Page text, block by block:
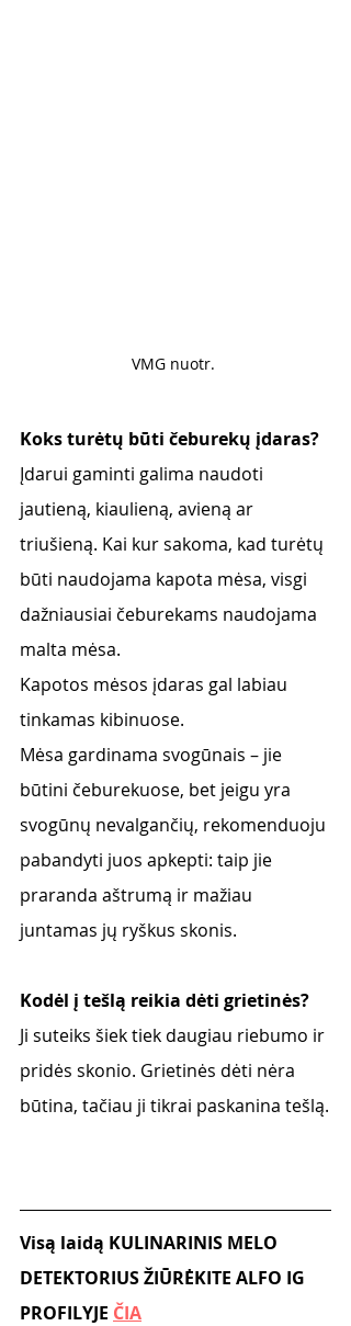
VMG nuotr.
Koks turėtų būti čeburekų įdaras?
Įdarui gaminti galima naudoti
jautieną, kiaulieną, avieną ar
triušieną. Kai kur sakoma, kad turėtų
būti naudojama kapota mėsa, visgi
dažniausiai čeburekams naudojama
malta mėsa.
Kapotos mėsos įdaras gal labiau
tinkamas kibinuose.
Mėsa gardinama svogūnais – jie
būtini čeburekuose, bet jeigu yra
svogūnų nevalgančių, rekomenduoju
pabandyti juos apkepti: taip jie
praranda aštrumą ir mažiau
juntamas jų ryškus skonis.
Kodėl į tešlą reikia dėti grietinės?
Ji suteiks šiek tiek daugiau riebumo ir
pridės skonio. Grietinės dėti nėra
būtina, tačiau ji tikrai paskanina tešlą.
Visą laidą KULINARINIS MELO
DETEKTORIUS ŽIŪRĖKITE ALFO IG
PROFILYJE ČIA